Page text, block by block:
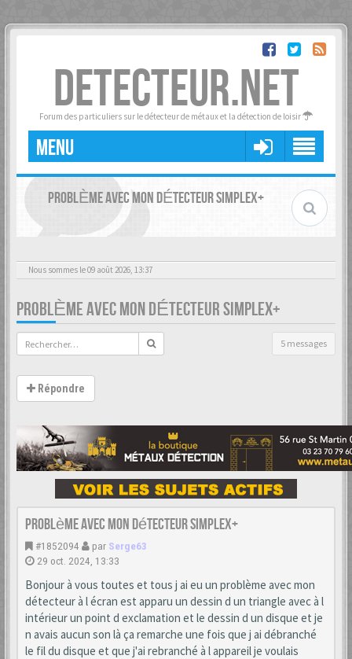
DETECTEUR.NET
Forum des particuliers sur le détecteur de métaux et la détection de loisir
MENU
PROBLÈME AVEC MON DÉTECTEUR SIMPLEX+
Nous sommes le 09 août 2026, 13:37
PROBLÈME AVEC MON DÉTECTEUR SIMPLEX+
5 messages
Répondre
Problème avec mon détecteur simplex+
#1852094 par Serge63
29 oct. 2024, 13:33
Bonjour à vous toutes et tous j ai eu un problème avec mon
détecteur à l écran est apparu un dessin d un triangle avec à l
intérieur un point d exclamation et le dessin d un disque et je
n avais aucun son là ça remarche une fois que j ai débranché
le fil du disque et que j'ai rebranché à l appareil je voulais